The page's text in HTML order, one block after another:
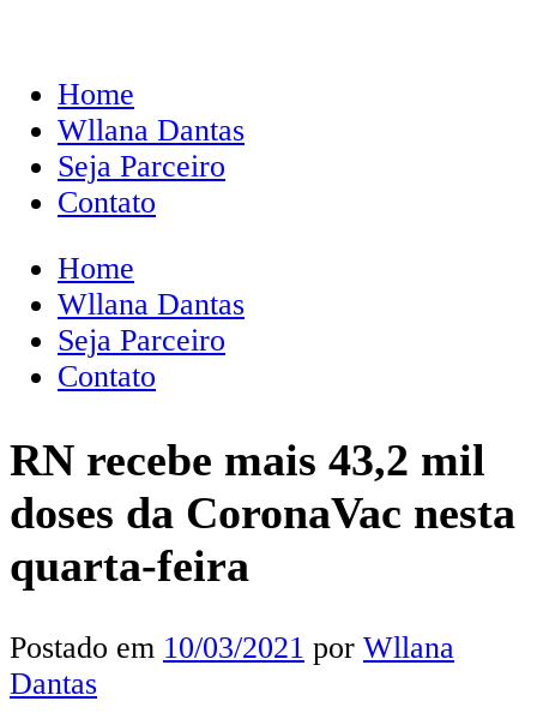
Home
Wllana Dantas
Seja Parceiro
Contato
Home
Wllana Dantas
Seja Parceiro
Contato
RN recebe mais 43,2 mil
doses da CoronaVac nesta
quarta-feira
Postado em 10/03/2021 por Wllana
Dantas